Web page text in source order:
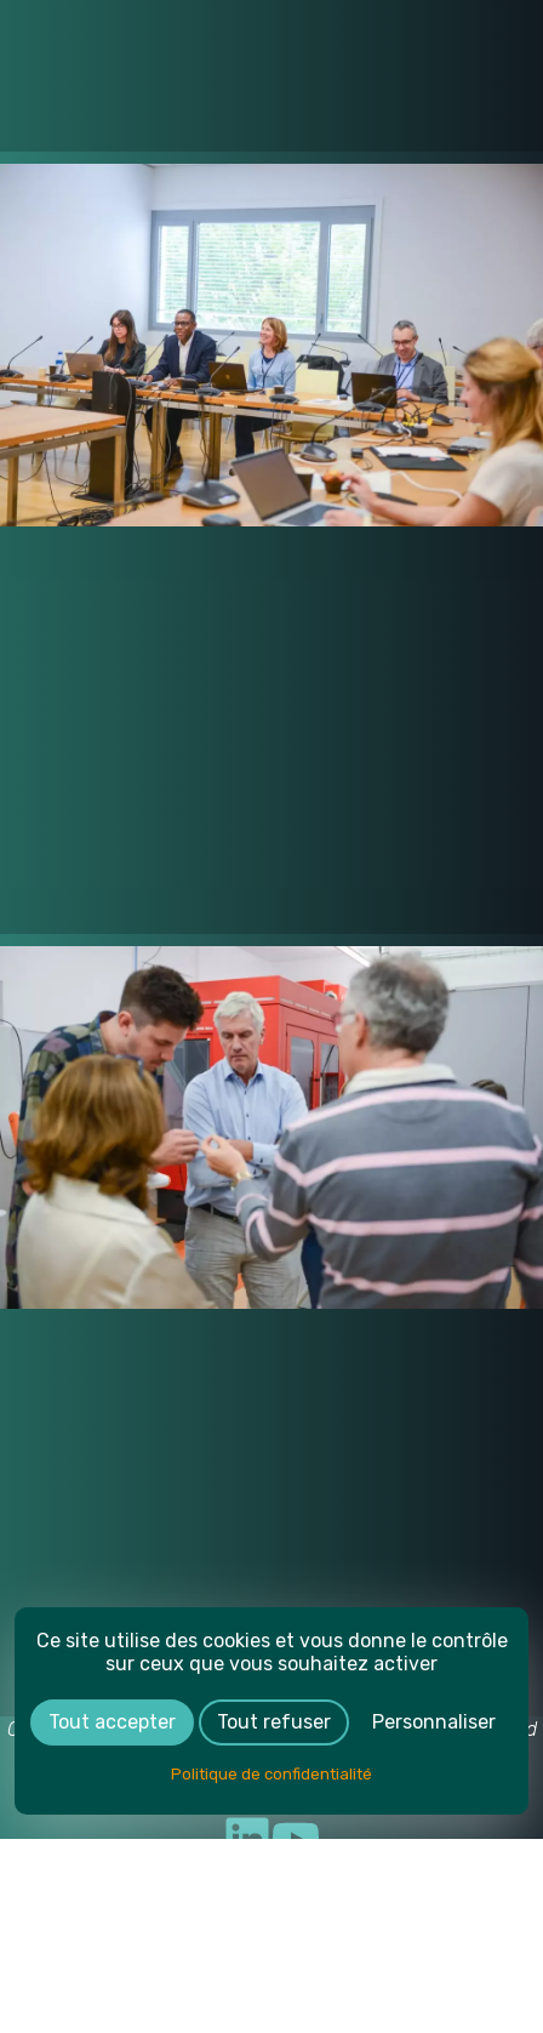
Crédit photos : Yoan Jeudy, Another Vision / Café Gourmand
Production, SUPMICROTECH-ENSMM.
Suivez notre actualité
Ce site utilise des cookies et vous donne le contrôle
sur ceux que vous souhaitez activer
Tout accepter Tout refuser Personnaliser
Politique de confidentialité